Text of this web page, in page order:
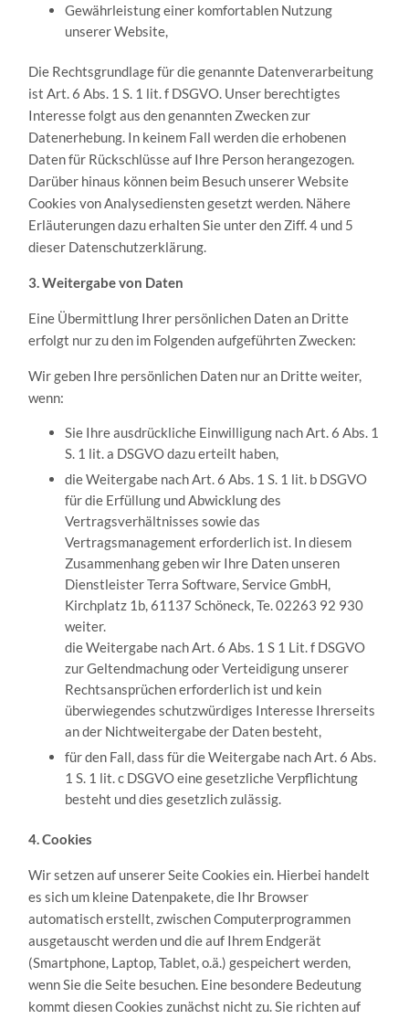
Gewährleistung einer komfortablen Nutzung
unserer Website,
Die Rechtsgrundlage für die genannte Datenverarbeitung
ist Art. 6 Abs. 1 S. 1 lit. f DSGVO. Unser berechtigtes
Interesse folgt aus den genannten Zwecken zur
Datenerhebung. In keinem Fall werden die erhobenen
Daten für Rückschlüsse auf Ihre Person herangezogen.
Darüber hinaus können beim Besuch unserer Website
Cookies von Analysediensten gesetzt werden. Nähere
Erläuterungen dazu erhalten Sie unter den Ziff. 4 und 5
dieser Datenschutzerklärung.
3. Weitergabe von Daten
Eine Übermittlung Ihrer persönlichen Daten an Dritte
erfolgt nur zu den im Folgenden aufgeführten Zwecken:
Wir geben Ihre persönlichen Daten nur an Dritte weiter,
wenn:
Sie Ihre ausdrückliche Einwilligung nach Art. 6 Abs. 1
S. 1 lit. a DSGVO dazu erteilt haben,
die Weitergabe nach Art. 6 Abs. 1 S. 1 lit. b DSGVO
für die Erfüllung und Abwicklung des
Vertragsverhältnisses sowie das
Vertragsmanagement erforderlich ist. In diesem
Zusammenhang geben wir Ihre Daten unseren
Dienstleister Terra Software, Service GmbH,
Kirchplatz 1b, 61137 Schöneck, Te. 02263 92 930
weiter.
die Weitergabe nach Art. 6 Abs. 1 S 1 Lit. f DSGVO
zur Geltendmachung oder Verteidigung unserer
Rechtsansprüchen erforderlich ist und kein
überwiegendes schutzwürdiges Interesse Ihrerseits
an der Nichtweitergabe der Daten besteht,
für den Fall, dass für die Weitergabe nach Art. 6 Abs.
1 S. 1 lit. c DSGVO eine gesetzliche Verpflichtung
besteht und dies gesetzlich zulässig.
4. Cookies
Wir setzen auf unserer Seite Cookies ein. Hierbei handelt
es sich um kleine Datenpakete, die Ihr Browser
automatisch erstellt, zwischen Computerprogrammen
ausgetauscht werden und die auf Ihrem Endgerät
(Smartphone, Laptop, Tablet, o.ä.) gespeichert werden,
wenn Sie die Seite besuchen. Eine besondere Bedeutung
kommt diesen Cookies zunächst nicht zu. Sie richten auf